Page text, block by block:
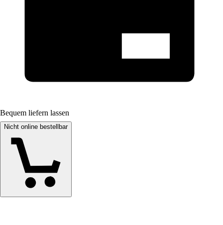
Bequem liefern lassen
Nicht online bestellbar